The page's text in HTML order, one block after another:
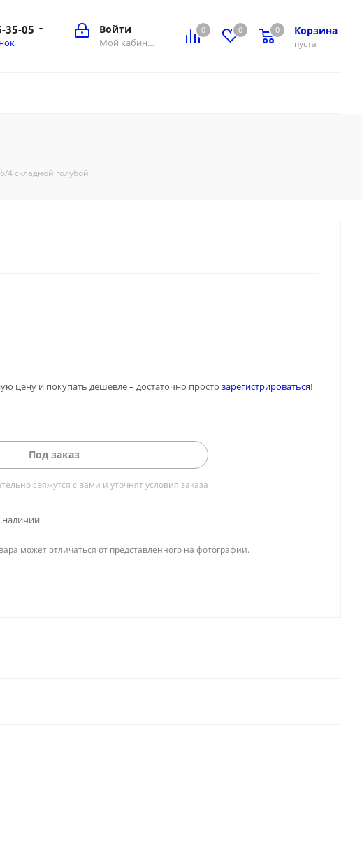
0 0 Корзина
0
пуста
0
Войти
Мой кабинет
35-05
4 складной голубой
цену и покупать дешевле – достаточно просто зарегистрироваться!
Под заказ
свяжутся с вами и уточнят условия заказа
наличии
может отличаться от представленного на фотографии.